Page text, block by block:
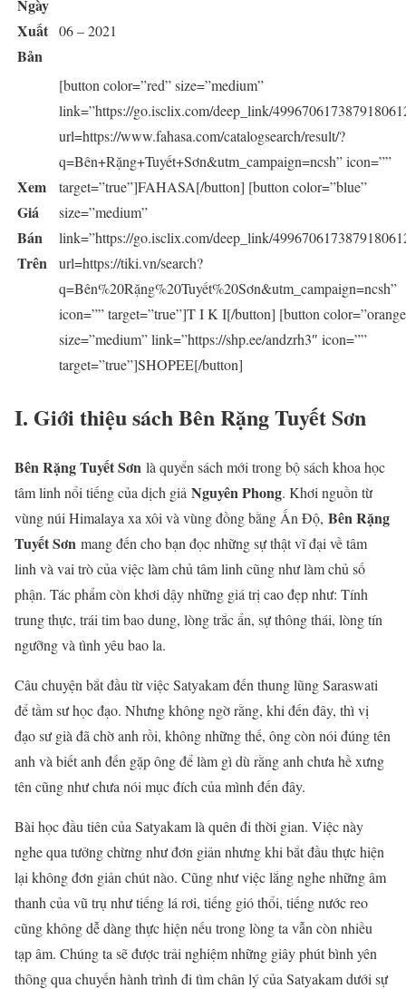
Ngày
Xuất
Bản
06 – 2021
Xem
Giá
Bán
Trên
[button color=”red” size=”medium”
link=”https://go.isclix.com/deep_link/
url=https://www.fahasa.com/catalogsearch/result/?
q=Bên+Rặng+Tuyết+Sơn&utm_campaign=ncsh” icon=””
target=”true”]FAHASA[/button] [button color=”blue”
size=”medium”
link=”https://go.isclix.com/deep_link/
url=https://tiki.vn/search?
q=Bên%20Rặng%20Tuyết%20Sơn&utm_campaign=ncsh”
icon=”” target=”true”]T I K I[/button] [button
size=”medium” link=”https://shp.ee/andzrh3″ icon=””
target=”true”]SHOPEE[/button]
I. Giới thiệu sách Bên Rặng Tuyết Sơn
Bên Rặng Tuyết Sơn là quyển sách mới trong bộ sách khoa học
tâm linh nổi tiếng của dịch giả Nguyên Phong. Khơi nguồn từ
vùng núi Himalaya xa xôi và vùng đồng bằng Ấn Độ, Bên Rặng
Tuyết Sơn mang đến cho bạn đọc những sự thật vĩ đại về tâm
linh và vai trò của việc làm chủ tâm linh cũng như làm chủ số
phận. Tác phẩm còn khơi dậy những giá trị cao đẹp như: Tính
trung thực, trái tim bao dung, lòng trắc ẩn, sự thông thái, lòng tín
ngưỡng và tình yêu bao la.
Câu chuyện bắt đầu từ việc Satyakam đến thung lũng Saraswati
để tầm sư học đạo. Nhưng không ngờ rằng, khi đến đây, thì vị
đạo sư già đã chờ anh rồi, không những thế, ông còn nói đúng tên
anh và biết anh đến gặp ông để làm gì dù rằng anh chưa hề xưng
tên cũng như chưa nói mục đích của mình đến đây.
Bài học đầu tiên của Satyakam là quên đi thời gian. Việc này
nghe qua tưởng chừng như đơn giản nhưng khi bắt đầu thực hiện
lại không đơn giản chút nào. Cũng như việc lắng nghe những âm
thanh của vũ trụ như tiếng lá rơi, tiếng gió thổi, tiếng nước reo
cũng không dễ dàng thực hiện nếu trong lòng ta vẫn còn nhiều
tạp âm. Chúng ta sẽ được trải nghiệm những giây phút bình yên
thông qua chuyến hành trình đi tìm chân lý của Satyakam dưới sự